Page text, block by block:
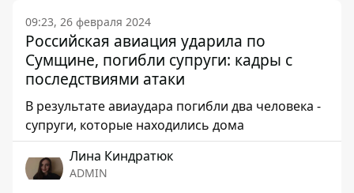
09:23, 26 февраля 2024
Российская авиация ударила по
Сумщине, погибли супруги: кадры с
последствиями атаки
В результате авиаудара погибли два человека -
супруги, которые находились дома
Лина Киндратюк
ADMIN